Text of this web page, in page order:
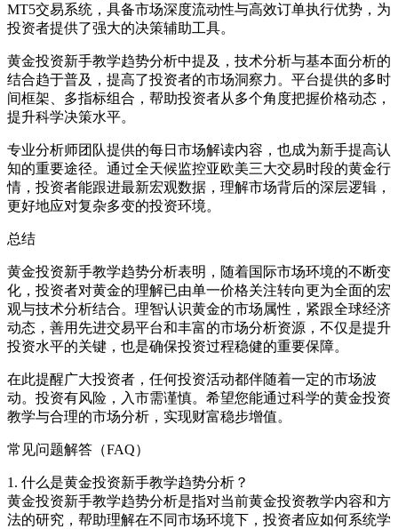
MT5交易系统，具备市场深度流动性与高效订单执行优势，为
投资者提供了强大的决策辅助工具。
黄金投资新手教学趋势分析中提及，技术分析与基本面分析的
结合趋于普及，提高了投资者的市场洞察力。平台提供的多时
间框架、多指标组合，帮助投资者从多个角度把握价格动态，
提升科学决策水平。
专业分析师团队提供的每日市场解读内容，也成为新手提高认
知的重要途径。通过全天候监控亚欧美三大交易时段的黄金行
情，投资者能跟进最新宏观数据，理解市场背后的深层逻辑，
更好地应对复杂多变的投资环境。
总结
黄金投资新手教学趋势分析表明，随着国际市场环境的不断变
化，投资者对黄金的理解已由单一价格关注转向更为全面的宏
观与技术分析结合。理智认识黄金的市场属性，紧跟全球经济
动态，善用先进交易平台和丰富的市场分析资源，不仅是提升
投资水平的关键，也是确保投资过程稳健的重要保障。
在此提醒广大投资者，任何投资活动都伴随着一定的市场波
动。投资有风险，入市需谨慎。希望您能通过科学的黄金投资
教学与合理的市场分析，实现财富稳步增值。
常见问题解答（FAQ）
1. 什么是黄金投资新手教学趋势分析？
黄金投资新手教学趋势分析是指对当前黄金投资教学内容和方
法的研究，帮助理解在不同市场环境下，投资者应如何系统学